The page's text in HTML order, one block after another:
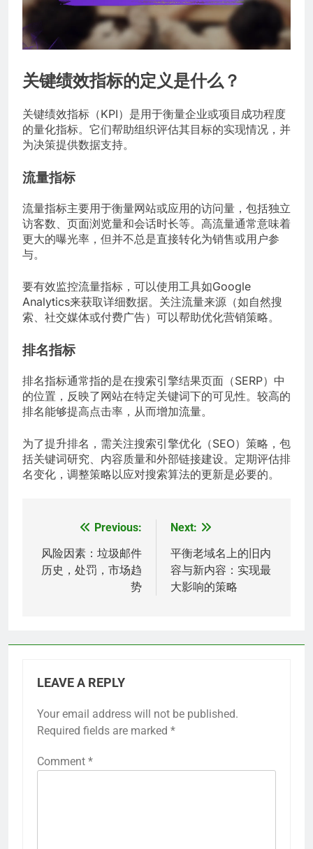
关键绩效指标的定义是什么？
关键绩效指标（KPI）是用于衡量企业或项目成功程度
的量化指标。它们帮助组织评估其目标的实现情况，并
为决策提供数据支持。
流量指标
流量指标主要用于衡量网站或应用的访问量，包括独立
访客数、页面浏览量和会话时长等。高流量通常意味着
更大的曝光率，但并不总是直接转化为销售或用户参
与。
要有效监控流量指标，可以使用工具如Google
Analytics来获取详细数据。关注流量来源（如自然搜
索、社交媒体或付费广告）可以帮助优化营销策略。
排名指标
排名指标通常指的是在搜索引擎结果页面（SERP）中
的位置，反映了网站在特定关键词下的可见性。较高的
排名能够提高点击率，从而增加流量。
为了提升排名，需关注搜索引擎优化（SEO）策略，包
括关键词研究、内容质量和外部链接建设。定期评估排
名变化，调整策略以应对搜索算法的更新是必要的。
navigation
Previous:
风险因素：垃圾邮件
历史，处罚，市场趋
势
Next:
平衡老域名上的旧内
容与新内容：实现最
大影响的策略
LEAVE A REPLY
Your email address will not be published.
Required fields are marked *
Comment *